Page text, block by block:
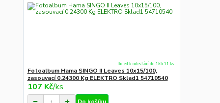
Fotoalbum Hama SINGO II Leaves 10x15/100,
zasouvací 0.24300 Kg ELEKTRO Sklad1 54710540
107 Kč/ks
Ihned k odeslání do 15h 11 ks